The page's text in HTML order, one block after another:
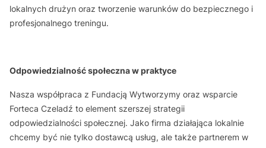
lokalnych drużyn oraz tworzenie warunków do bezpiecznego i
profesjonalnego treningu.
Odpowiedzialność społeczna w praktyce
Nasza współpraca z Fundacją Wytworzymy oraz wsparcie
Forteca Czeladź to element szerszej strategii
odpowiedzialności społecznej. Jako firma działająca lokalnie
chcemy być nie tylko dostawcą usług, ale także partnerem w